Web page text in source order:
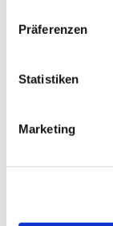
Präferenzen
Statistiken
Marketing